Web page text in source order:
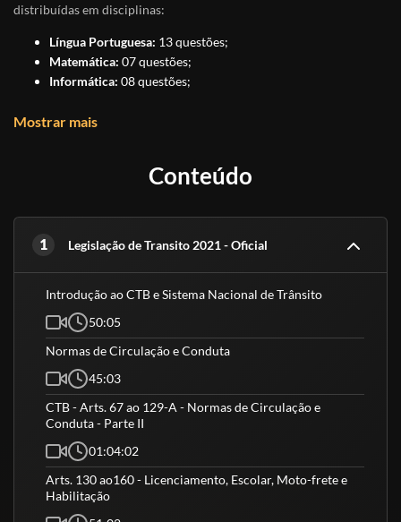
distribuídas em disciplinas:
Língua Portuguesa: 13 questões;
Matemática: 07 questões;
Informática: 08 questões;
Conhecimentos Específicos na Área de Atuação:
e estar classificado até o limite de 3x o número de vagas disponíveis.
Mostrar mais
Conteúdo
1 Legislação de Transito 2021 - Oficial
Introdução ao CTB e Sistema Nacional de Trânsito
50:05
Normas de Circulação e Conduta
45:03
CTB - Arts. 67 ao 129-A - Normas de Circulação e
Conduta - Parte II
01:04:02
Arts. 130 ao160 - Licenciamento, Escolar, Moto-frete e
Habilitação